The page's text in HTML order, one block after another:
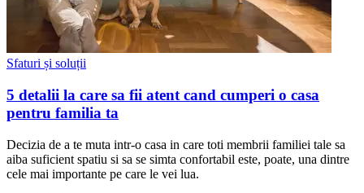
Sfaturi și soluții
5 detalii la care sa fii atent cand cumperi o casa
pentru familia ta
Decizia de a te muta intr-o casa in care toti membrii familiei tale sa
aiba suficient spatiu si sa se simta confortabil este, poate, una dintre
cele mai importante pe care le vei lua.